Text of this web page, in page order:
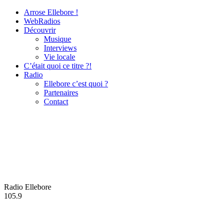
Arrose Ellebore !
WebRadios
Découvrir
Musique
Interviews
Vie locale
C’était quoi ce titre ?!
Radio
Ellebore c’est quoi ?
Partenaires
Contact
Radio Ellebore
105.9